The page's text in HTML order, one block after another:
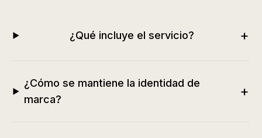
¿Qué incluye el servicio? +
¿Cómo se mantiene la identidad de
marca?
+